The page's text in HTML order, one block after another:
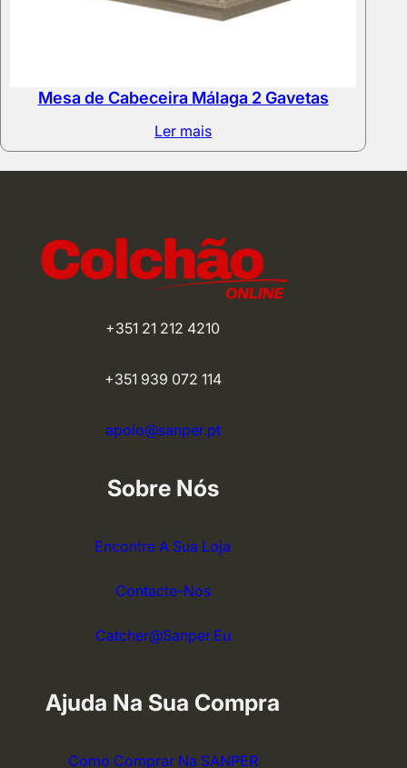
Mesa de Cabeceira Málaga 2 Gavetas
Ler mais
+351 21 212 4210
+351 939 072 114
apoio@sanper.pt
Sobre Nós
Encontre A Sua Loja
Contacte-Nos
Catcher@sanper.eu
Ajuda Na Sua Compra
Como Comprar Na SANPER